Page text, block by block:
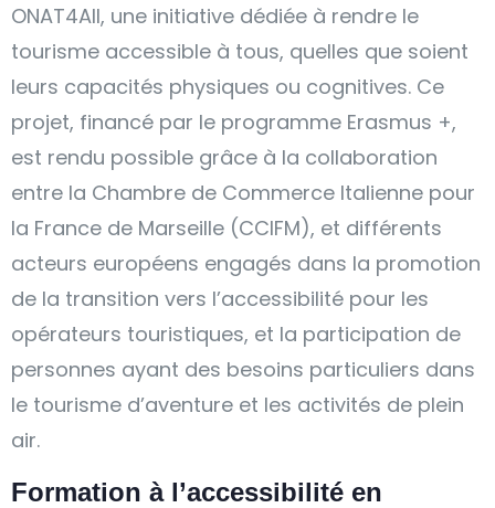
ONAT4All, une initiative dédiée à rendre le
tourisme accessible à tous, quelles que soient
leurs capacités physiques ou cognitives. Ce
projet, financé par le programme Erasmus +,
est rendu possible grâce à la collaboration
entre la Chambre de Commerce Italienne pour
la France de Marseille (CCIFM), et différents
acteurs européens engagés dans la promotion
de la transition vers l’accessibilité pour les
opérateurs touristiques, et la participation de
personnes ayant des besoins particuliers dans
le tourisme d’aventure et les activités de plein
air.
Formation à l’accessibilité en